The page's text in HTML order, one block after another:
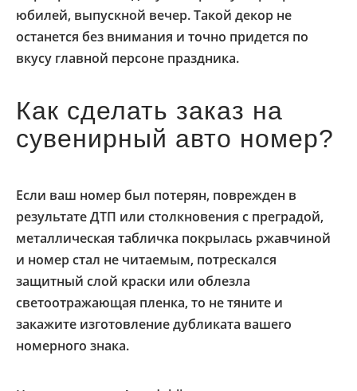
юбилей, выпускной вечер. Такой декор не
останется без внимания и точно придется по
вкусу главной персоне праздника.
Как сделать заказ на
сувенирный авто номер?
Если ваш номер был потерян, поврежден в
результате ДТП или столкновения с преградой,
металлическая табличка покрылась ржавчиной
и номер стал не читаемым, потрескался
защитный слой краски или облезла
светоотражающая пленка, то не тяните и
закажите изготовление дубликата вашего
номерного знака.